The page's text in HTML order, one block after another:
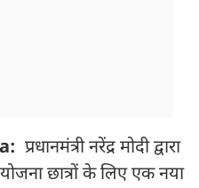
प्रधानमंत्री नरेंद्र मोदी द्वारा
छात्रों के लिए एक नया